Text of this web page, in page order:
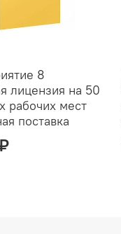
8
лицензия на 50
рабочих мест
поставка